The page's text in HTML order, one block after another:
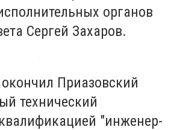
органов
Сергей Захаров.
Приазовский
технический
"инженер-